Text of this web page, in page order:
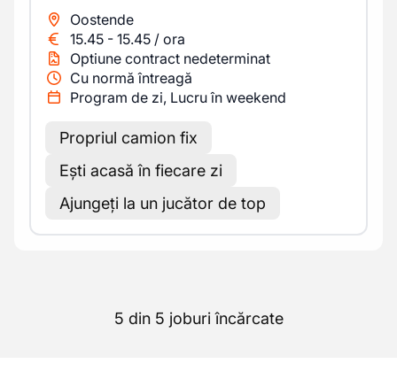
Oostende
15.45 - 15.45 / ora
Optiune contract nedeterminat
Cu normă întreagă
Program de zi, Lucru în weekend
Propriul camion fix
Ești acasă în fiecare zi
Ajungeți la un jucător de top
5 din 5 joburi încărcate